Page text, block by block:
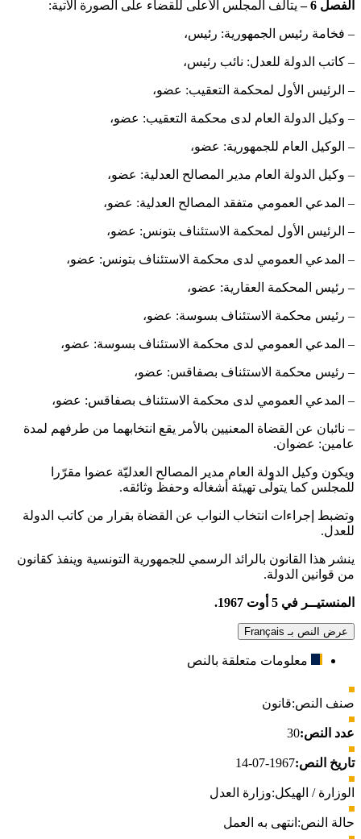
الفصل 6 –يتألف المجلس الأعلى للقضاء على الصورة الآتية:
– فخامة رئيس الجمهورية: رئيس،
– كاتب الدولة للعدل: نائب رئيس،
– الرئيس الأول لمحكمة التعقيب: عضو،
– وكيل الدولة العام لدى محكمة التعقيب: عضو،
– الوكيل العام للجمهورية: عضو،
– وكيل الدولة العام مدير المصالح العدلية: عضو،
– المدعي العمومي متفقد المصالح العدلية: عضو،
– الرئيس الأول لمحكمة الاستئناف بتونس: عضو،
– المدعي العمومي لدى محكمة الاستئناف بتونس: عضو،
– رئيس المحكمة العقارية: عضو،
– رئيس محكمة الاستئناف بسوسة: عضو،
– المدعي العمومي لدى محكمة الاستئناف بسوسة: عضو،
– رئيس محكمة الاستئناف بصفاقس: عضو،
– المدعي العمومي لدى محكمة الاستئناف بصفاقس: عضو،
– نائبان عن القضاة المعنيين بالأمر يقع انتخابهما من طرفهم لمدة
عامين: عضوان.
ويكون وكيل الدولة العام مدير المصالح العدليّة عضوا مقرّرا
للمجلس كما يتولّى تهيئة أشغاله وحفظ وثائقه.
وتضبط إجراءات انتخاب النواب عن القضاة بقرار من كاتب الدولة
للعدل.
ينشر هذا القانون بالرائد الرسمي للجمهورية التونسية وينفذ كقانون
من قوانين الدولة.
المنستيــر في 5 أوت 1967.
عرض النص بـ Français
معلومات متعلقة بالنص
صنف النص:قانون
عدد النص:30
تاريخ النص:1967-07-14
الوزارة / الهيكل:وزارة العدل
حالة النص: انتهى به العمل